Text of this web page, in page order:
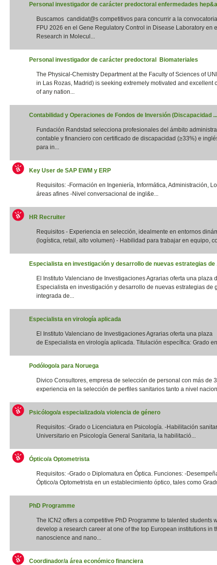
Personal investigador de carácter predoctoral enfermedades
Buscamos candidat@s competitivos para concurrir a la
FPU 2026 en el Gene Regulatory Control in Disease Laboratory en
Research in Molecul...
Personal investigador de carácter predoctoral Biomateriales
The Physical-Chemistry Department at the Faculty of Sciences of
in Las Rozas, Madrid) is seeking extremely motivated and excellent
of any nation...
Contabilidad y Operaciones de Fondos de Inversión (Discapacidad ...
Fundación Randstad selecciona profesionales del ámbito
contable y financiero con certificado de discapacidad (≥33%) e
para in...
Key User de SAP EWM y ERP
Requisitos: -Formación en Ingeniería, Informática, Administración,
áreas afines -Nivel conversacional de ingl&e...
HR Recruiter
Requisitos - Experiencia en selección, idealmente en entornos
(logística, retail, alto volumen) - Habilidad para trabajar en equipo,
Especialista en investigación y desarrollo de nuevas estrategias de
El Instituto Valenciano de Investigaciones Agrarias oferta una plaza
Especialista en investigación y desarrollo de nuevas estrategias de
integrada de...
Especialista en virología aplicada
El Instituto Valenciano de Investigaciones Agrarias oferta una plaza
de Especialista en virología aplicada. Titulación específica: Grado
Podólogo/a para Noruega
Divico Consultores, empresa de selección de personal con más de
experiencia en la selección de perfiles sanitarios tanto a nivel
Psicólogo/a especializado/a violencia de género
Requisitos: -Grado o Licenciatura en Psicología. -Habilitación
Universitario en Psicología General Sanitaria, la habilitació...
Óptico/a Optometrista
Requisitos: -Grado o Diplomatura en Óptica. Funciones: -
Óptico/a Optometrista en un establecimiento óptico, tales como
PhD Programme
The ICN2 offers a competitive PhD Programme to talented students
develop a research career at one of the top European institutions in
nanoscience and nano...
Coordinador/a área económico financiera